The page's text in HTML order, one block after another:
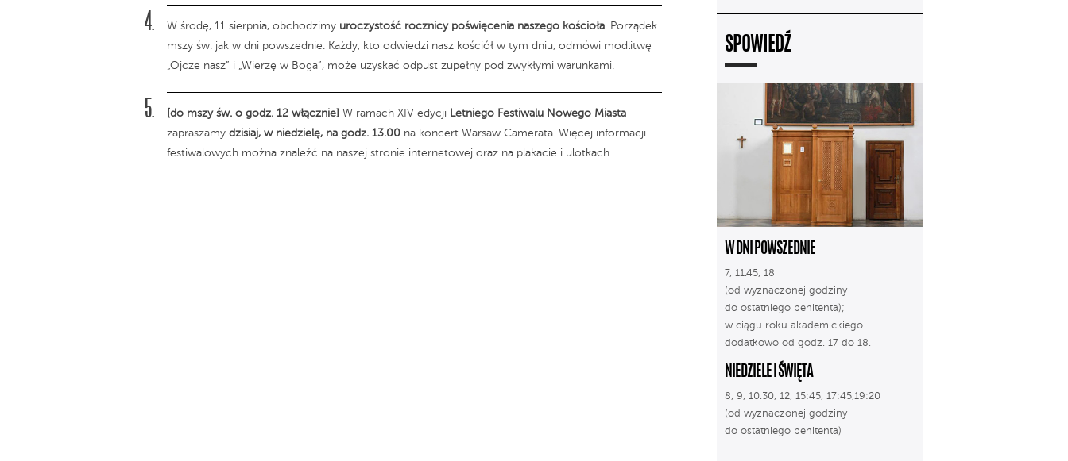
W środę, 11 sierpnia, obchodzimy uroczystość rocznicy poświęcenia naszego kościoła. Porządek
mszy św. jak w dni powszednie. Każdy, kto odwiedzi nasz kościół w tym dniu, odmówi modlitwę
„Ojcze nasz” i „Wierzę w Boga”, może uzyskać odpust zupełny pod zwykłymi warunkami.
[do mszy św. o godz. 12 włącznie] W ramach XIV edycji Letniego Festiwalu Nowego Miasta
zapraszamy dzisiaj, w niedzielę, na godz. 13.00 na koncert Warsaw Camerata. Więcej informacji
festiwalowych można znaleźć na naszej stronie internetowej oraz na plakacie i ulotkach.
SPOWIEDŹ
W DNI POWSZEDNIE
7, 11.45, 18
(od wyznaczonej godziny
do ostatniego penitenta);
w ciągu roku akademickiego
dodatkowo od godz. 17 do 18.
NIEDZIELE I ŚWIĘTA
8, 9, 10.30, 12, 15:45, 17:45,19:20
(od wyznaczonej godziny
do ostatniego penitenta)